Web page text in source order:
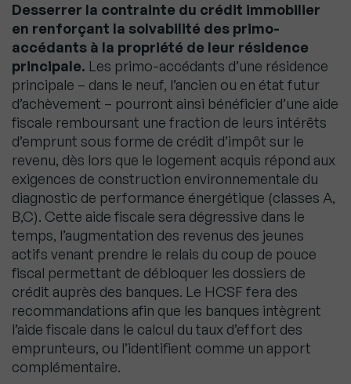
Desserrer la contrainte du crédit immobilier
en renforçant la solvabilité des primo-
accédants à la propriété de leur résidence
principale. Les primo-accédants d’une résidence
principale – dans le neuf, l’ancien ou en état futur
d’achèvement – pourront ainsi bénéficier d’une aide
fiscale remboursant une fraction de leurs intérêts
d’emprunt sous forme de crédit d’impôt sur le
revenu, dès lors que le logement acquis répond aux
exigences de construction environnementale du
diagnostic de performance énergétique (classes A,
B,C). Cette aide fiscale sera dégressive dans le
temps, l’augmentation des revenus des jeunes
actifs venant prendre le relais du coup de pouce
fiscal permettant de débloquer les dossiers de
crédit auprès des banques. Le HCSF fera des
recommandations afin que les banques intègrent
l’aide fiscale dans le calcul du taux d’effort des
emprunteurs, ou l’identifient comme un apport
complémentaire.